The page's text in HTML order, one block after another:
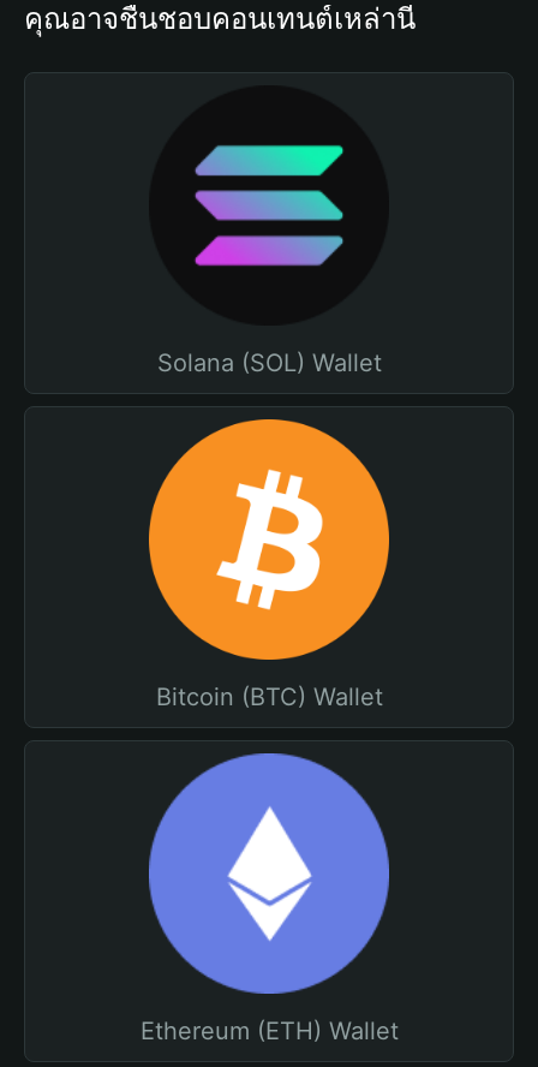
คุณอาจชื่นชอบคอนเทนต์เหล่านี้
Solana (SOL) Wallet
Bitcoin (BTC) Wallet
Ethereum (ETH) Wallet